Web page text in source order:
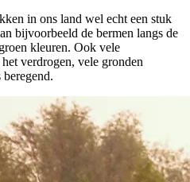
in ons land wel echt een stuk
bijvoorbeeld de bermen langs de
kleuren. Ook vele
verdrogen, vele gronden